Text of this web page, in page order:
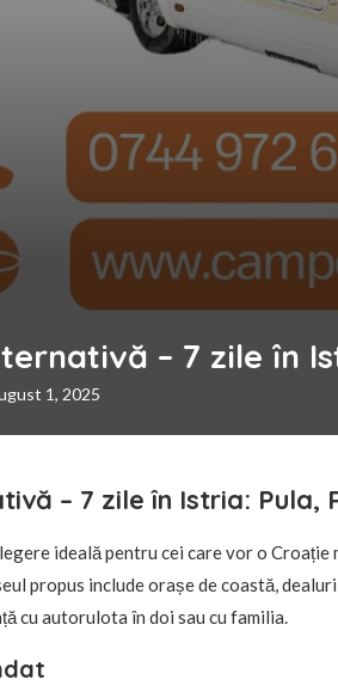
– 7 zile în
1, 2025
– 7 zile în Istria: Pula,
ideală pentru cei care vor o
propus include orașe de coastă,
cu autorulota în doi sau cu familia.